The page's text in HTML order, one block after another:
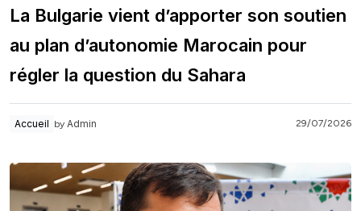
La Bulgarie vient d’apporter son soutien
au plan d’autonomie Marocain pour
régler la question du Sahara
Accueil by Admin 29/07/2026